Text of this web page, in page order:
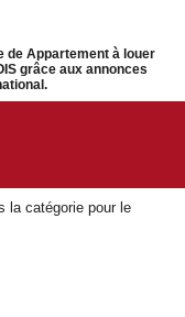
de Appartement à louer
grâce aux annonces
la catégorie pour le